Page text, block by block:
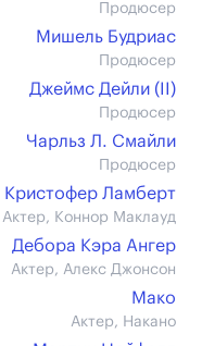
Продюсер
Мишель Будриас
Продюсер
Джеймс Дейли (II)
Продюсер
Чарльз Л. Смайли
Продюсер
Кристофер Ламберт
Актер, Коннор Маклауд
Дебора Кэра Ангер
Актер, Алекс Джонсон
Мако
Актер, Накано